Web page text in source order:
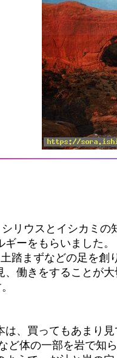
リウスとイシカミの
ーをもらいました。
踏まずなどの足を創
働きをすることが大
、買ってもあまり見
ど体の一部を岩で知